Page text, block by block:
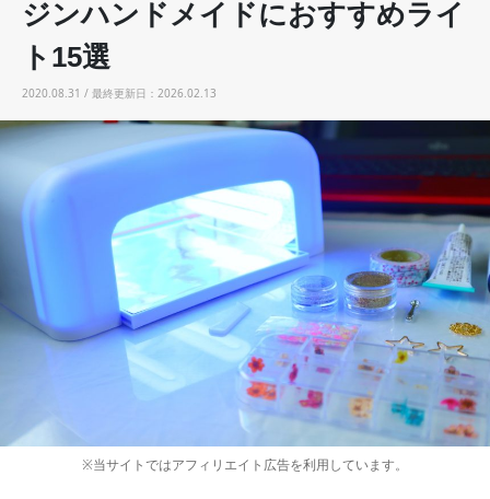
ジンハンドメイドにおすすめライ
ト15選
2020.08.31 / 最終更新日：2026.02.13
※当サイトではアフィリエイト広告を利用しています。